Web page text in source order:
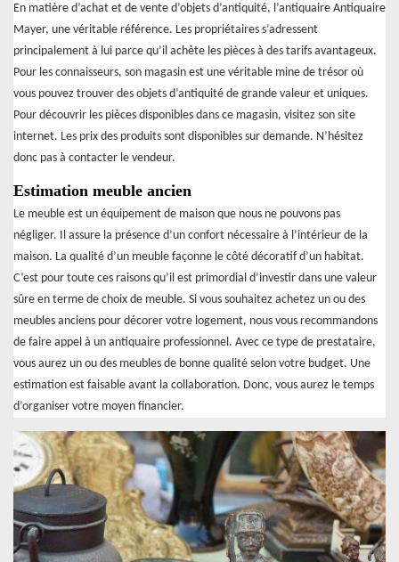
En matière d’achat et de vente d’objets d’antiquité, l’antiquaire Antiquaire
Mayer, une véritable référence. Les propriétaires s’adressent
principalement à lui parce qu’il achète les pièces à des tarifs avantageux.
Pour les connaisseurs, son magasin est une véritable mine de trésor où
vous pouvez trouver des objets d’antiquité de grande valeur et uniques.
Pour découvrir les pièces disponibles dans ce magasin, visitez son site
internet. Les prix des produits sont disponibles sur demande. N’hésitez
donc pas à contacter le vendeur.
Estimation meuble ancien
Le meuble est un équipement de maison que nous ne pouvons pas
négliger. Il assure la présence d’un confort nécessaire à l’intérieur de la
maison. La qualité d’un meuble façonne le côté décoratif d’un habitat.
C’est pour toute ces raisons qu’il est primordial d’investir dans une valeur
sûre en terme de choix de meuble. Si vous souhaitez achetez un ou des
meubles anciens pour décorer votre logement, nous vous recommandons
de faire appel à un antiquaire professionnel. Avec ce type de prestataire,
vous aurez un ou des meubles de bonne qualité selon votre budget. Une
estimation est faisable avant la collaboration. Donc, vous aurez le temps
d’organiser votre moyen financier.